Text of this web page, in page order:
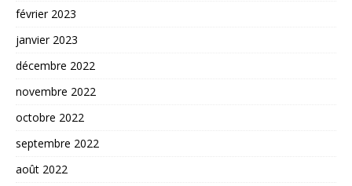
février 2023
janvier 2023
décembre 2022
novembre 2022
octobre 2022
septembre 2022
août 2022